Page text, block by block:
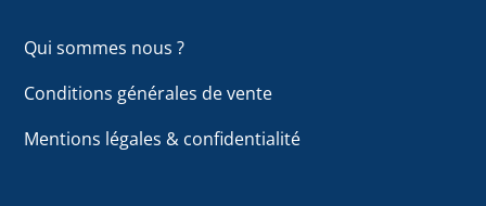
Qui sommes nous ?
Conditions générales de vente
Mentions légales & confidentialité